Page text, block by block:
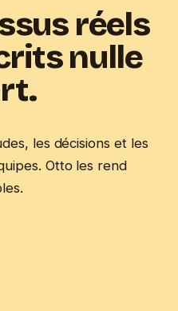
réels
nulle
les décisions et les
Otto les rend